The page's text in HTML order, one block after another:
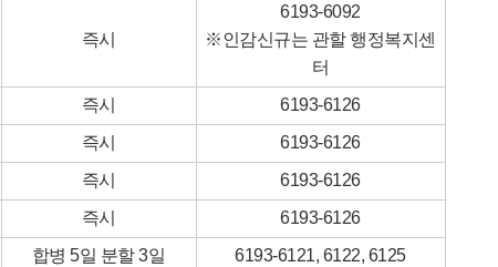
즉시
6193-6092
※인감신규는 관할 행정복지센
터
즉시
6193-6126
즉시
6193-6126
즉시
6193-6126
즉시
6193-6126
합병 5일 분할 3일
6193-6121, 6122, 6125